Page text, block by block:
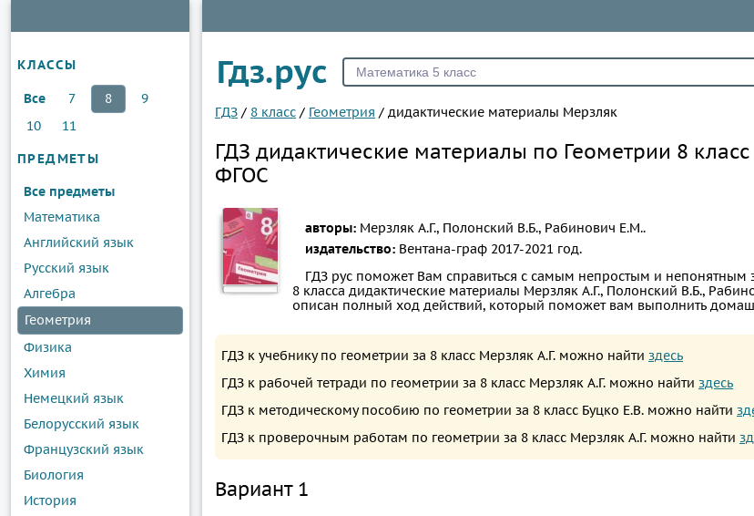
КЛАССЫ
Все 7 8
9
10
11
ПРЕДМЕТЫ
Все предметы
Математика
Английский язык
Русский язык
Алгебра
Геометрия
Физика
Химия
Немецкий язык
Белорусский язык
Французский язык
Биология
История
Гдз.рус
ГДЗ / 8 класс / Геометрия / дидактические материалы Мерзляк
ГДЗ дидактические материалы по Геометрии 8
ФГОС
авторы: Мерзляк А.Г., Полонский В.Б., Рабинович Е.М..
издательство: Вентана-граф 2017-2021 год.
ГДЗ рус поможет Вам справиться с самым непростым и непонятным
8 класса дидактические материалы Мерзляк А.Г., Полонский В.Б.,
описан полный ход действий, который поможет вам выполнить
ГДЗ к учебнику по геометрии за 8 класс Мерзляк А.Г. можно найти здесь
ГДЗ к рабочей тетради по геометрии за 8 класс Мерзляк А.Г. можно найти здесь
ГДЗ к методическому пособию по геометрии за 8 класс Буцко Е.В. можно найти
ГДЗ к проверочным работам по геометрии за 8 класс Мерзляк А.Г. можно найти
Вариант 1